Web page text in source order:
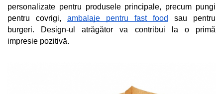
personalizate pentru produsele principale, precum pungi
pentru covrigi, ambalaje pentru fast food
sau pentru
burgeri. Design-ul atrăgător va contribui la o primă
impresie pozitivă.